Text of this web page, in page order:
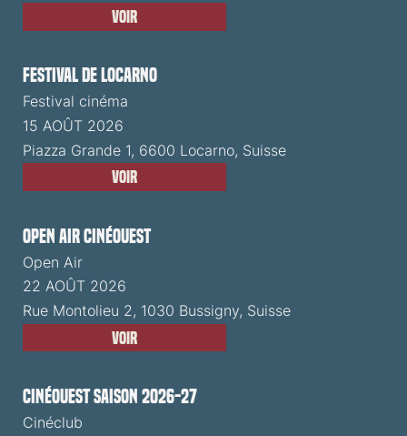
Voir
Festival de Locarno
Festival cinéma
15 AOÛT 2026
Piazza Grande 1, 6600 Locarno, Suisse
Voir
Open Air CinéOuest
Open Air
22 AOÛT 2026
Rue Montolieu 2, 1030 Bussigny, Suisse
Voir
CinéOuest Saison 2026-27
Cinéclub